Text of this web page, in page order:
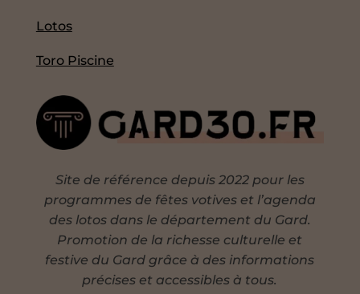
Lotos
Toro Piscine
Site de référence depuis 2022 pour les
programmes de fêtes votives et l’agenda
des lotos dans le département du Gard.
Promotion de la richesse culturelle et
festive du Gard grâce à des informations
précises et accessibles à tous.